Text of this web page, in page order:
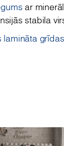
ar
stabila
lamināta